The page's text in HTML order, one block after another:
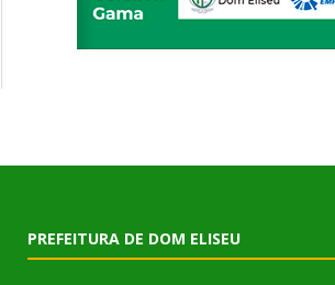
PREFEITURA DE DOM ELISEU